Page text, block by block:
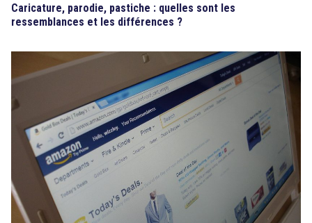
Caricature, parodie, pastiche : quelles sont les
ressemblances et les différences ?